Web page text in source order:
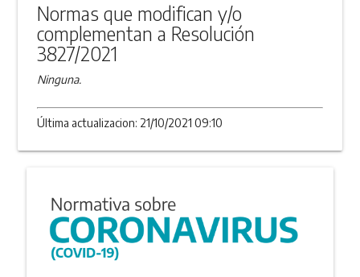
Normas que modifican y/o
complementan a Resolución
3827/2021
Ninguna.
Última actualizacion: 21/10/2021 09:10